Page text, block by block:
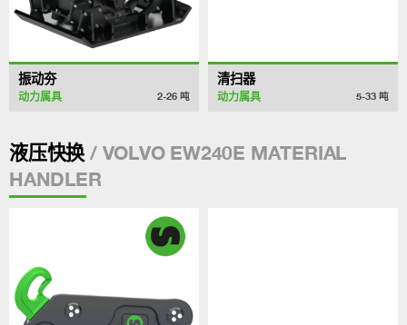
振动夯
动力属具 2-26 吨
清扫器
动力属具 5-33 吨
液压快换 / VOLVO EW240E MATERIAL
HANDLER